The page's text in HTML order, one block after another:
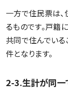
一方で住民票は
るものです。戸籍
共同で住んでい
件となります。
2-3.生計が同一